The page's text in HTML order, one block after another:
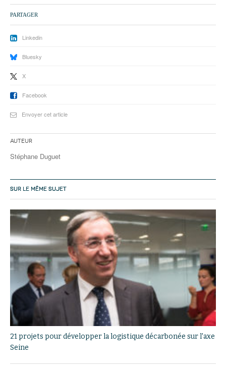
PARTAGER
Linkedin
Bluesky
X
Facebook
Envoyer cet article
Auteur
Stéphane Duguet
SUR LE MÊME SUJET
21 projets pour développer la logistique décarbonée sur l'axe
Seine